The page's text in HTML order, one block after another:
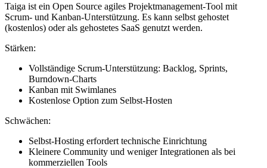
Taiga ist ein Open Source agiles Projektmanagement-Tool mit
Scrum- und Kanban-Unterstützung. Es kann selbst gehostet
(kostenlos) oder als gehostetes SaaS genutzt werden.
Stärken:
Vollständige Scrum-Unterstützung: Backlog, Sprints,
Burndown-Charts
Kanban mit Swimlanes
Kostenlose Option zum Selbst-Hosten
Schwächen:
Selbst-Hosting erfordert technische Einrichtung
Kleinere Community und weniger Integrationen als bei
kommerziellen Tools